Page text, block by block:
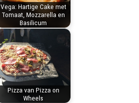
Vega: Hartige Cake met
Tomaat, Mozzarella en
Basilicum
Pizza van Pizza on
Wheels